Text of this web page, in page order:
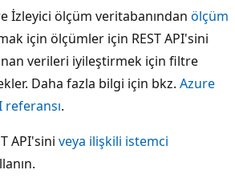
İzleyici ölçüm veritabanından ölçüm
için ölçümler için REST API'sini
verileri iyileştirmek için filtre
Daha fazla bilgi için bkz. Azure
referansı.
API'sini veya ilişkili istemci